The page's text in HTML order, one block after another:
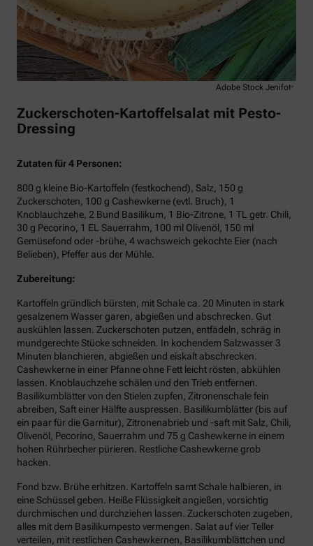
Adobe Stock Jenifoto
Zuckerschoten-Kartoffelsalat mit Pesto-
Dressing
Zutaten für 4 Personen:
800 g kleine Bio-Kartoffeln (festkochend), Salz, 150 g
Zuckerschoten, 100 g Cashewkerne (evtl. Bruch), 1
Knoblauchzehe, 2 Bund Basilikum, 1 Bio-Zitrone, 1 TL getr. Chili,
30 g Pecorino, 1 EL Sauerrahm, 100 ml Olivenöl, 150 ml
Gemüsefond oder -brühe, 4 wachsweich gekochte Eier (nach
Belieben), Pfeffer aus der Mühle.
Zubereitung:
Kartoffeln gründlich bürsten, mit Schale ca. 20 Minuten in stark
gesalzenem Wasser garen, abgießen und abschrecken. Gut
auskühlen lassen. Zuckerschoten putzen, entfädeln, schräg in
mundgerechte Stücke schneiden. In kochendem Salzwasser 3
Minuten blanchieren, abgießen und eiskalt abschrecken.
Cashewkerne in einer Pfanne ohne Fett leicht rösten, abkühlen
lassen. Knoblauchzehe schälen und den Trieb entfernen.
Basilikumblätter von den Stielen zupfen, Zitronenschale fein
abreiben, Saft einer Hälfte auspressen. Basilikumblätter (bis auf
ein paar für die Garnitur), Zitronenabrieb und -saft mit Salz, Chili,
Olivenöl, Pecorino, Sauerrahm und 75 g Cashewkerne in einem
hohen Rührbecher pürieren. Restliche Cashewkerne grob
hacken.
Fond bzw. Brühe erhitzen. Kartoffeln samt Schale halbieren, in
eine Schüssel geben. Heiße Flüssigkeit angießen, vorsichtig
durchmischen und durchziehen lassen. Zuckerschoten zugeben,
alles mit dem Basilikumpesto vermengen. Salat auf vier Teller
verteilen, mit restlichen Cashewkernen, Basilikumblättchen und